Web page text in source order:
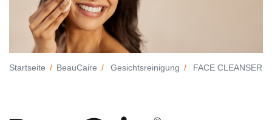
Startseite BeauCaire Gesichtsreinigung FACE CLEANSER